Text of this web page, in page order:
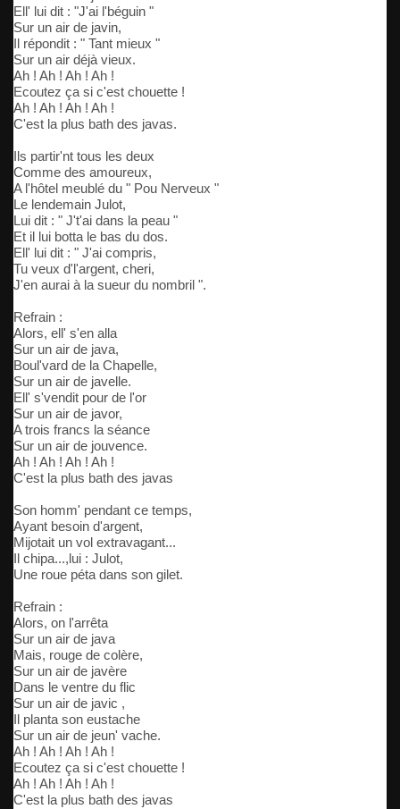
Ell' lui dit : "J'ai l'béguin "
Sur un air de javin,
Il répondit : " Tant mieux "
Sur un air déjà vieux.
Ah ! Ah ! Ah ! Ah !
Ecoutez ça si c'est chouette !
Ah ! Ah ! Ah ! Ah !
C'est la plus bath des javas.
Ils partir'nt tous les deux
Comme des amoureux,
A l'hôtel meublé du " Pou Nerveux "
Le lendemain Julot,
Lui dit : " J't'ai dans la peau "
Et il lui botta le bas du dos.
Ell' lui dit : " J'ai compris,
Tu veux d'l'argent, cheri,
J'en aurai à la sueur du nombril ".
Refrain :
Alors, ell' s'en alla
Sur un air de java,
Boul'vard de la Chapelle,
Sur un air de javelle.
Ell' s'vendit pour de l'or
Sur un air de javor,
A trois francs la séance
Sur un air de jouvence.
Ah ! Ah ! Ah ! Ah !
C'est la plus bath des javas
Son homm' pendant ce temps,
Ayant besoin d'argent,
Mijotait un vol extravagant...
Il chipa...,lui : Julot,
Une roue péta dans son gilet.
Refrain :
Alors, on l'arrêta
Sur un air de java
Mais, rouge de colère,
Sur un air de javère
Dans le ventre du flic
Sur un air de javic ,
Il planta son eustache
Sur un air de jeun' vache.
Ah ! Ah ! Ah ! Ah !
Ecoutez ça si c'est chouette !
Ah ! Ah ! Ah ! Ah !
C'est la plus bath des javas